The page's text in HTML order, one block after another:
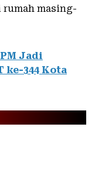
masing-
Jadi
ke-344 Kota